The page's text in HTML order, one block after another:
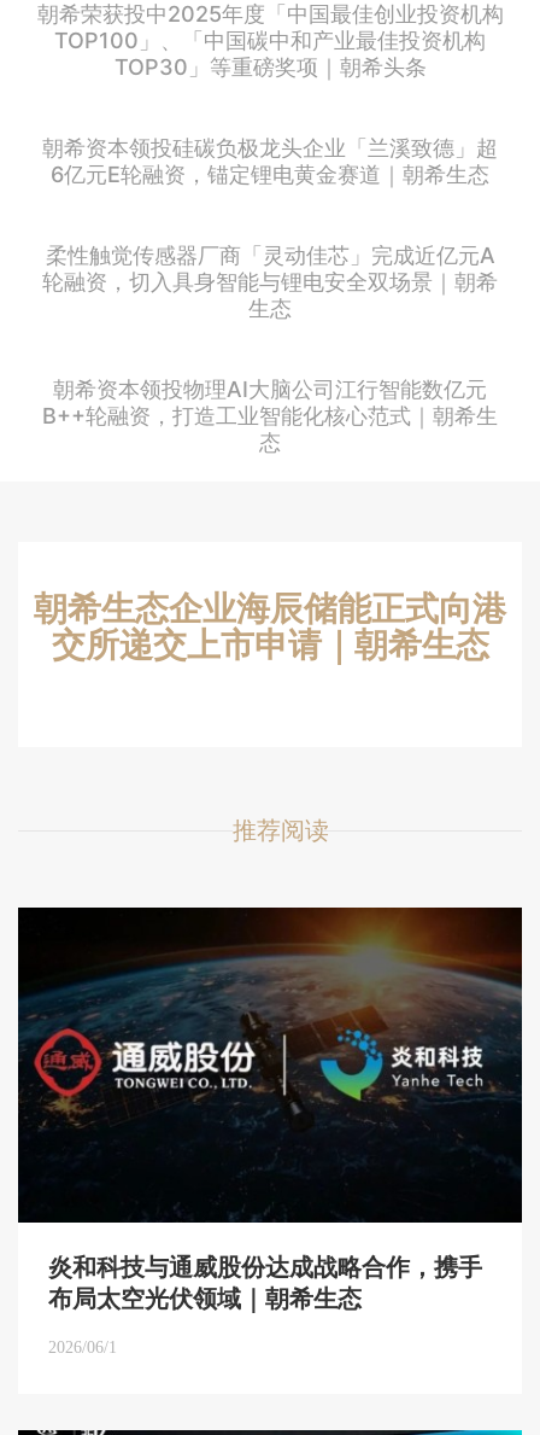
朝希荣获投中2025年度「中国最佳创业投资机构
TOP100」、「中国碳中和产业最佳投资机构
TOP30」等重磅奖项｜朝希头条
朝希资本领投硅碳负极龙头企业「兰溪致德」超
6亿元E轮融资，锚定锂电黄金赛道｜朝希生态
柔性触觉传感器厂商「灵动佳芯」完成近亿元A
轮融资，切入具身智能与锂电安全双场景｜朝希
生态
朝希资本领投物理AI大脑公司江行智能数亿元
B++轮融资，打造工业智能化核心范式｜朝希生
态
朝希生态企业海辰储能正式向港
交所递交上市申请｜朝希生态
推荐阅读
炎和科技与通威股份达成战略合作，携手
布局太空光伏领域｜朝希生态
2026/06/1